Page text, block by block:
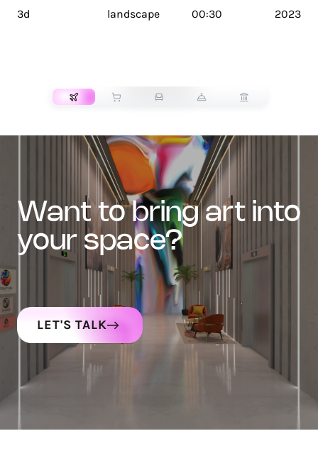
3d
landscape
00:30
2023
want to bring art into
your space?
LET'S TALK